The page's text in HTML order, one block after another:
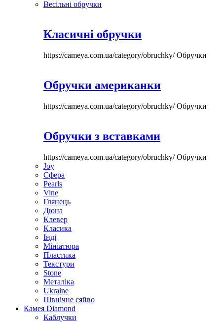
Весільні обручки
Класичні обручки
https://cameya.com.ua/category/obruchky/Обручки
Обручки американки
https://cameya.com.ua/category/obruchky/Обручки
Обручки з вставками
https://cameya.com.ua/category/obruchky/Обручки
Joy
Сфера
Pearls
Vine
Глянець
Дюна
Клевер
Класика
Інді
Мініатюра
Пластика
Текстури
Stone
Металіка
Ukraine
Північне сяйво
Камея Diamond
Каблучки